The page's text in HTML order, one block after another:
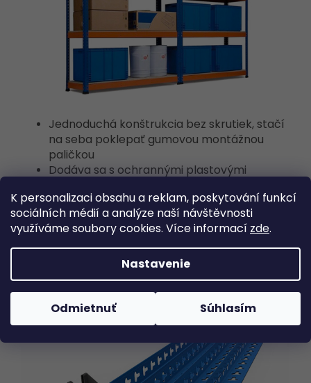
K personalizaci obsahu a reklam, poskytování funkcí
sociálních médií a analýze naší návštěvnosti
využíváme soubory cookies. Více informací zde.
Nastavenie
Odmietnuť Súhlasím
Jednoduchá konštrukcia bez skrutiek, stačí
na seba poklepať gumovou montážnou
paličkou
Dodáva sa s ochrannými plastovými
Každá polica má nosnosť až 400 kg
Maximálna nosnosť do 2000 kg pri
rovnomernom zaťažení políc
Police sú nastaviteľné v krokoch po 6 cm
Záruka 7 rokov